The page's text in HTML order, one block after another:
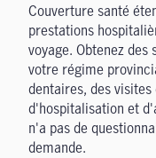
Couverture santé
prestations
voyage. Obtenez des
votre régime
dentaires, des
d'hospitalisation et
n'a pas de
demande.